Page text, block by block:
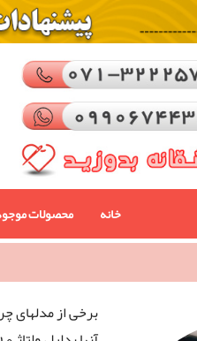
خانه محصولات
برخی از مدلهای